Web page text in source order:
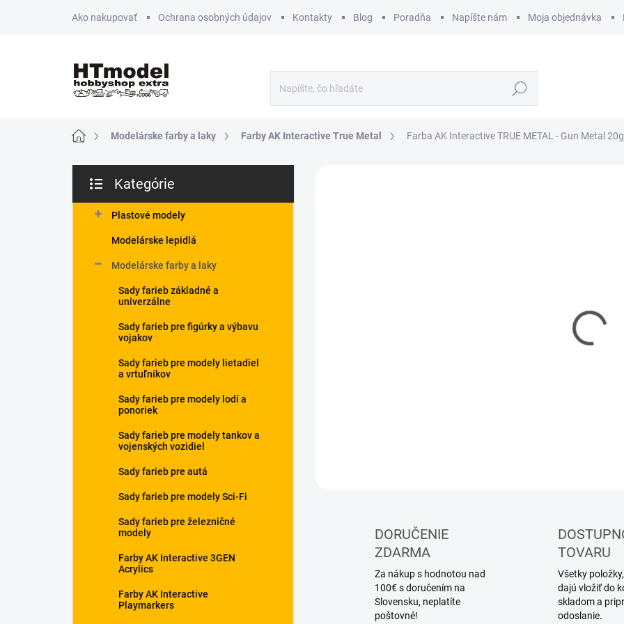
Ako nakupovať Ochrana osobných údajov Kontakty Blog Poradňa Napíšte nám Moja objednávka
Hľadať
DomovModelárske farby a laky Farby AK Interactive True Metal Farba AK Interactive TRUE METAL - Gun Metal 20g
č
kategórie
Kategórie
Plastové modely
Modelárske lepidlá
Modelárske farby a laky
Sady farieb základné a
univerzálne
Sady farieb pre figúrky a výbavu
vojakov
Sady farieb pre modely lietadiel
a vrtuľníkov
Sady farieb pre modely lodí a
ponoriek
Sady farieb pre modely tankov a
vojenských vozidiel
Sady farieb pre autá
Sady farieb pre modely Sci-Fi
Sady farieb pre železničné
modely
Farby AK Interactive 3GEN
Acrylics
Farby AK Interactive
Playmarkers
DORUČENIE
ZDARMA
Za nákup s hodnotou nad
100€ s doručením na
Slovensku, neplatíte
poštovné!
TOVARU
Všetky
dajú vložiť do
skladom a
odoslanie.